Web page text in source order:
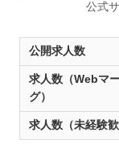
公式
公開求人数
求人数（Webマ
グ）
求人数（未経験歓